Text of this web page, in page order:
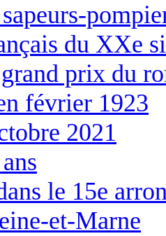
du XXe
prix du
février 1923
2021
le 15e
et-Marne